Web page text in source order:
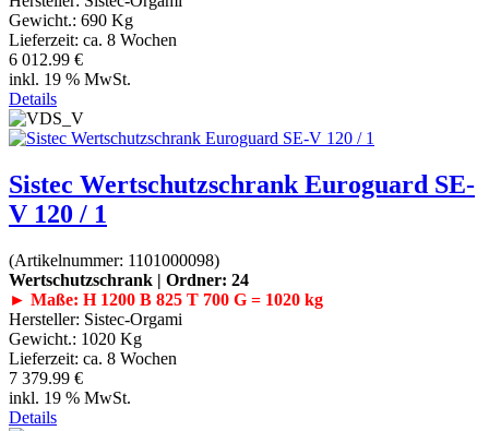
Gewicht.: 690 Kg
Lieferzeit: ca. 8 Wochen
6 012.99 €
inkl. 19 % MwSt.
Details
Sistec Wertschutzschrank Euroguard SE-
V 120 / 1
(Artikelnummer: 1101000098)
Wertschutzschrank | Ordner: 24
► Maße: H 1200 B 825 T 700 G = 1020 kg
Hersteller: Sistec-Orgami
Gewicht.: 1020 Kg
Lieferzeit: ca. 8 Wochen
7 379.99 €
inkl. 19 % MwSt.
Details